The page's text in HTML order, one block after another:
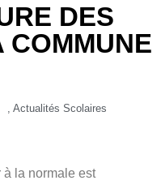
DES
COMMUNE
Actualités Scolaires
la normale est